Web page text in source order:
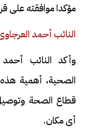
مؤكدا موافقته على
النائب أحمد
وأكد النائب
الصحية، أهمية هذه
قطاع الصحة
أى مكان.